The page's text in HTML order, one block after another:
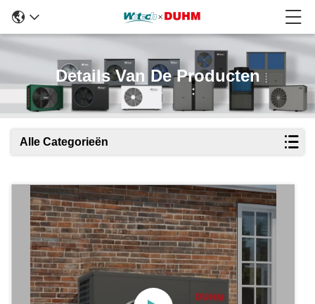
Details Van De Producten
Alle Categorieën